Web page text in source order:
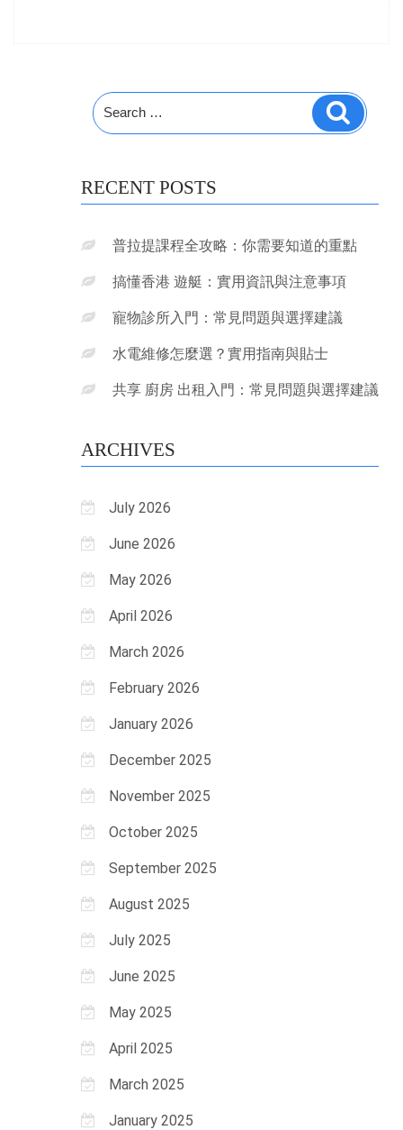
Search
for:
Search
RECENT POSTS
普拉提課程全攻略：你需要知道的重點
搞懂香港 遊艇：實用資訊與注意事項
寵物診所入門：常見問題與選擇建議
水電維修怎麼選？實用指南與貼士
共享 廚房 出租入門：常見問題與選擇建議
ARCHIVES
July 2026
June 2026
May 2026
April 2026
March 2026
February 2026
January 2026
December 2025
November 2025
October 2025
September 2025
August 2025
July 2025
June 2025
May 2025
April 2025
March 2025
January 2025